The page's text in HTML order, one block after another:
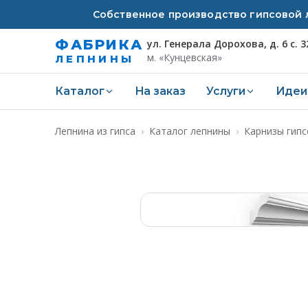
Собственное производство
ФАБРИКА
ЛЕПНИНЫ
ул. Генерала Дорохова, д. 6 с.
м. «Кунцевская»
Каталог На заказ Услуги Идеи
Лепнина из гипса › Каталог лепнины › Карнизы